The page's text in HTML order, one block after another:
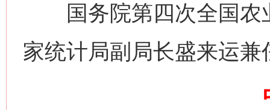
国务院第四次全国农
家统计局副局长盛来运兼
这是一记警钟！ 谢